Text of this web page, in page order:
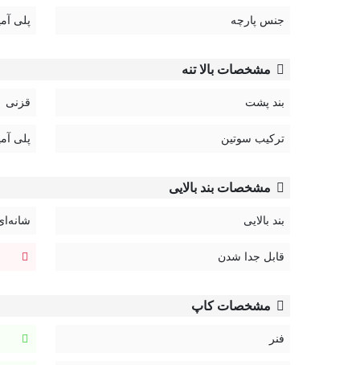
جنس پارچه پلی
مشخصات بالا تنه
بند پشت قزنی
ترکیب سوتین پلی
مشخصات بند بالایی
بند بالایی
قابل جدا شدن
مشخصات کاپ
فنر